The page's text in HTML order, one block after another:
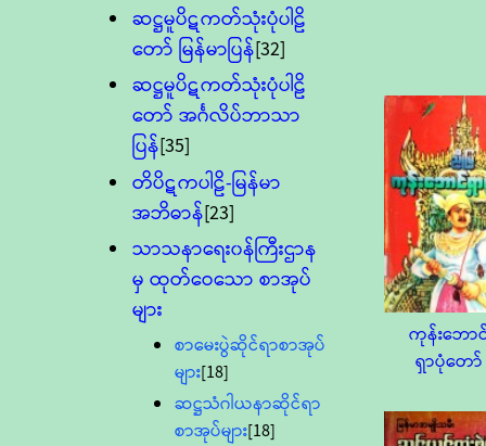
ဆဋ္ဌမူပိဋကတ်သုံးပုံပါဠိ
တော် မြန်မာပြန်[32]
ဆဋ္ဌမူပိဋကတ်သုံးပုံပါဠိ
တော် အင်္ဂလိပ်ဘာသာ
ပြန်[35]
တိပိဋကပါဠိ-မြန်မာ
အဘိဓာန်[23]
သာသနာရေး၀န်ကြီးဌာန
မှ ထုတ်ဝေသော စာအုပ်
များ
စာမေးပွဲဆိုင်ရာစာအုပ်
များ[18]
ဆဋ္ဌသံဂါယနာဆိုင်ရာ
စာအုပ်များ[18]
ကုန်းဘော
ရှာပုံတော်